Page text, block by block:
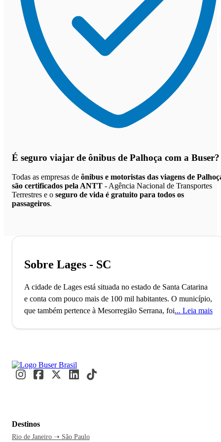
É seguro viajar de ônibus de Palhoça com a Buser?
Todas as empresas de ônibus e motoristas das viagens de
são certificados pela ANTT - Agência Nacional de Transportes
Terrestres e o seguro de vida é gratuito para todos os
passageiros.
Sobre Lages - SC
A cidade de Lages está situada no estado de Santa Catarina
e conta com pouco mais de 100 mil habitantes. O município,
que também pertence à Mesorregião Serrana, foi fundado no
Lages é um destino turístico sossegado e ideal para quem
Caveiras, o Morro da Cruz e o Museu Histórico Thiago de
Leia mais
Destinos
Rio de Janeiro ➝ São Paulo